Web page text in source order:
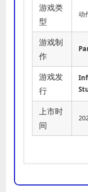
游戏类
型
动
游戏制
作
游戏发
行
上市时
间